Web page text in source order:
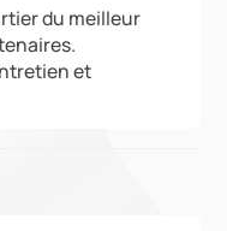
du meilleur
et